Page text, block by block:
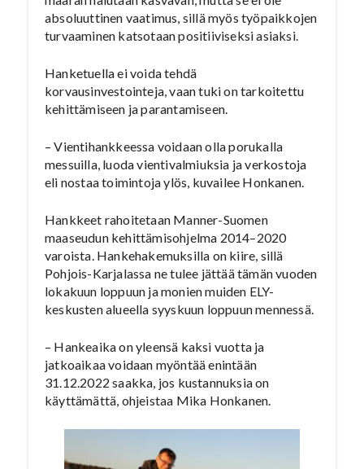
absoluuttinen vaatimus, sillä myös työpaikkojen
turvaaminen katsotaan positiiviseksi asiaksi.
Hanketuella ei voida tehdä
korvausinvestointeja, vaan tuki on tarkoitettu
kehittämiseen ja parantamiseen.
– Vientihankkeessa voidaan olla porukalla
messuilla, luoda vientivalmiuksia ja verkostoja
eli nostaa toimintoja ylös, kuvailee Honkanen.
Hankkeet rahoitetaan Manner-Suomen
maaseudun kehittämisohjelma 2014–2020
varoista. Hankehakemuksilla on kiire, sillä
Pohjois-Karjalassa ne tulee jättää tämän vuoden
lokakuun loppuun ja monien muiden ELY-
keskusten alueella syyskuun loppuun mennessä.
– Hankeaika on yleensä kaksi vuotta ja
jatkoaikaa voidaan myöntää enintään
31.12.2022 saakka, jos kustannuksia on
käyttämättä, ohjeistaa Mika Honkanen.